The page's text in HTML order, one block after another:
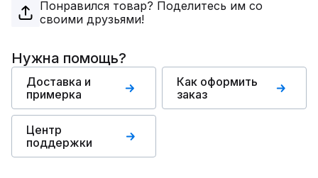
Понравился товар? Поделитесь им со
своими друзьями!
Нужна помощь?
Доставка и
примерка
Как оформить
заказ
Центр
поддержки